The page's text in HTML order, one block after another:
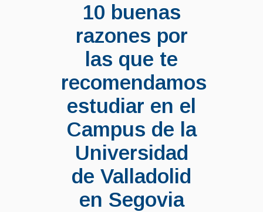
10 buenas
razones por
las que te
recomendamos
estudiar en el
Campus de la
Universidad
de Valladolid
en Segovia